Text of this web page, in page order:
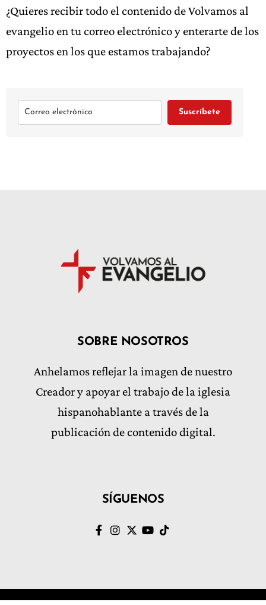
¿Quieres recibir todo el contenido de Volvamos al
evangelio en tu correo electrónico y enterarte de los
proyectos en los que estamos trabajando?
Suscríbete
SOBRE NOSOTROS
Anhelamos reflejar la imagen de nuestro
Creador y apoyar el trabajo de la iglesia
hispanohablante a través de la
publicación de contenido digital.
SÍGUENOS